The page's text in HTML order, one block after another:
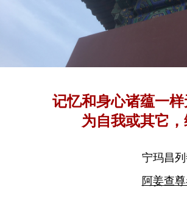
记忆和身心诸蕴一
为自我或其它
宁玛昌
阿姜查